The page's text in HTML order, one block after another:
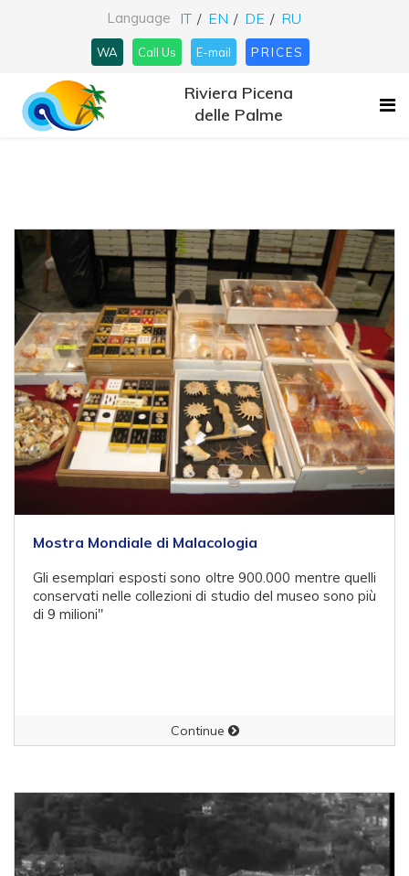
Language IT EN DE RU
WA Call Us E-mail PRICES
Riviera Picena
delle Palme
Mostra Mondiale di Malacologia
Gli esemplari esposti sono oltre 900.000 mentre quelli
conservati nelle collezioni di studio del museo sono più
di 9 milioni"
Continue